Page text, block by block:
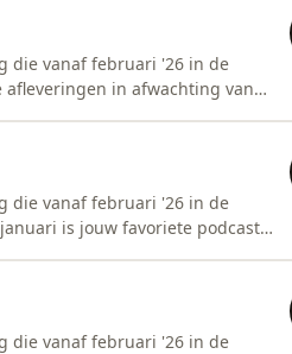
die vanaf februari '26 in de
afleveringen in afwachting van
die vanaf februari '26 in de
is jouw favoriete podcast
die vanaf februari '26 in de